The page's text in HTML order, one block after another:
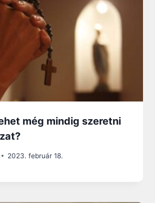
még mindig szeretni
2023. február 18.